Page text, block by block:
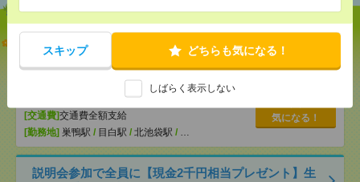
スキップ どちらも気になる！
しばらく表示しない
【オープニング募集】おばあちゃんのお散歩付き添
いも仕事の1つ[派遣]
無資格未経験：時給1500円～ ■週払い
OK ■扶養内OK ■日収1万2000円以上
[交通費]交通費全額支給
[勤務地] 巣鴨駅 / 目白駅 / 北池袋駅 / …
気になる！
説明会参加で全員に【現金2千円相当プレゼント】生